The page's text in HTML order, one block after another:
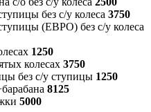
без с/у колеса 3750
(ЕВРО) без с/у колеса
1250
колесах 3750
без с/у ступицы 1250
8125
5000